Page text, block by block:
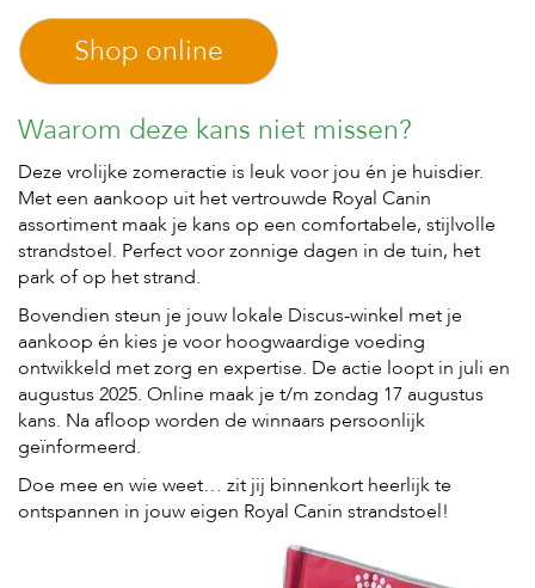
V
i
s
e
n
B
o
e
r
d
e
r
i
j
B
l
o
g
W
Shop online
Waarom deze kans niet missen?
Deze vrolijke zomeractie is leuk voor jou én je huisdier.
Met een aankoop uit het vertrouwde Royal Canin
assortiment maak je kans op een comfortabele, stijlvolle
strandstoel. Perfect voor zonnige dagen in de tuin, het
park of op het strand.
Bovendien steun je jouw lokale Discus-winkel met je
aankoop én kies je voor hoogwaardige voeding
ontwikkeld met zorg en expertise. De actie loopt in juli en
augustus 2025. Online maak je t/m zondag 17 augustus
kans. Na afloop worden de winnaars persoonlijk
geïnformeerd.
Doe mee en wie weet… zit jij binnenkort heerlijk te
ontspannen in jouw eigen Royal Canin strandstoel!